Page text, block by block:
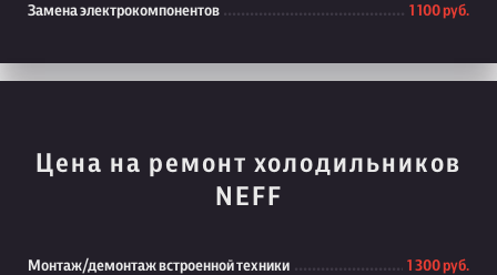
Замена электрокомпонентов 1 100 руб.
Цена на ремонт холодильников
NEFF
Монтаж/демонтаж встроенной техники 1 300 руб.